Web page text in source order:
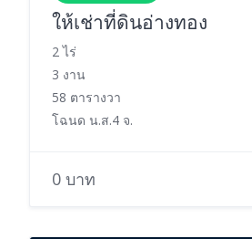
ให้เช่าที่ดินอ่างทอง
2 ไร่
3 งาน
58 ตารางวา
โฉนด น.ส.4 จ.
0 บาท